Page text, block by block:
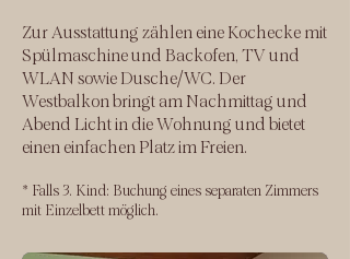
Zur Ausstattung zählen eine Kochecke mit
Spülmaschine und Backofen, TV und
WLAN sowie Dusche/WC. Der
Westbalkon bringt am Nachmittag und
Abend Licht in die Wohnung und bietet
einen einfachen Platz im Freien.
* Falls 3. Kind: Buchung eines separaten Zimmers
mit Einzelbett möglich.